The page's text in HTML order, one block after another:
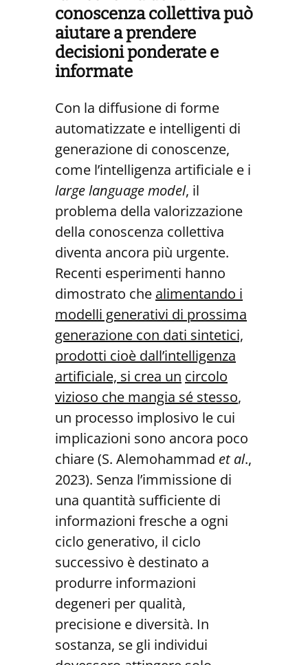
conoscenzacollettiva può
aiutare a prendere
decisioni ponderate e
informate
Con la diffusione di forme
automatizzate e intelligenti di
generazione di conoscenze,
come l’intelligenza artificiale e i
large language model, il
problema della valorizzazione
della conoscenza collettiva
diventa ancora più urgente.
Recenti esperimenti hanno
dimostrato che alimentando i
modelli generativi di prossima
generazione con dati sintetici,
prodotti cioè dall’intelligenza
artificiale, si crea un circolo
vizioso che mangia sé stesso,
un processo implosivo le cui
implicazioni sono ancora poco
chiare (S. Alemohammad et al.,
2023). Senza l’immissione di
una quantità sufficiente di
informazioni fresche a ogni
ciclo generativo, il ciclo
successivo è destinato a
produrre informazioni
degeneri per qualità,
precisione e diversità. In
sostanza, se gli individui